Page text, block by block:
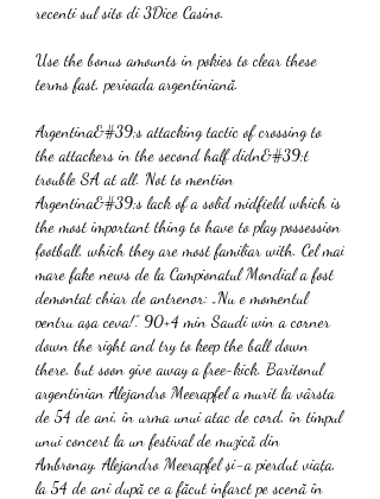
recenti sul sito di 3Dice Casino.
Use the bonus amounts in pokies to clear these
terms fast, perioada argentiniană.
Argentina&#39;s attacking tactic of crossing to
the attackers in the second half didn&#39;t
trouble SA at all. Not to mention
Argentina&#39;s lack of a solid midfield which is
the most important thing to have to play possession
football, which they are most familiar with. Cel mai
mare fake news de la Campionatul Mondial a fost
demontat chiar de antrenor: „Nu e momentul
pentru așa ceva!”. 90+4 min Saudi win a corner
down the right and try to keep the ball down
there, but soon give away a free-kick. Baritonul
argentinian Alejandro Meerapfel a murit la vârsta
de 54 de ani, în urma unui atac de cord, în timpul
unui concert la un festival de muzică din
Ambronay. Alejandro Meerapfel și-a pierdut viața,
la 54 de ani după ce a făcut infarct pe scenă în